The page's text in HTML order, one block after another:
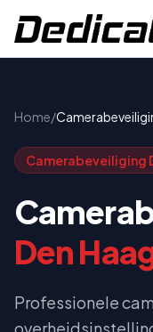
Home/
Camerabeveiliging
Den
Professionele